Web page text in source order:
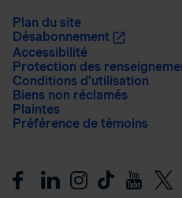
Plan du site
Désabonnement
Accessibilité
Protection des
Conditions d’utilisation
Biens non réclamés
Plaintes
Préférence de témoins